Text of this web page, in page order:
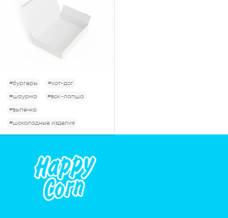
#бургеры
#хот-дог
#шаурма
#вок-лапша
#выпечка
#шоколадные изделия